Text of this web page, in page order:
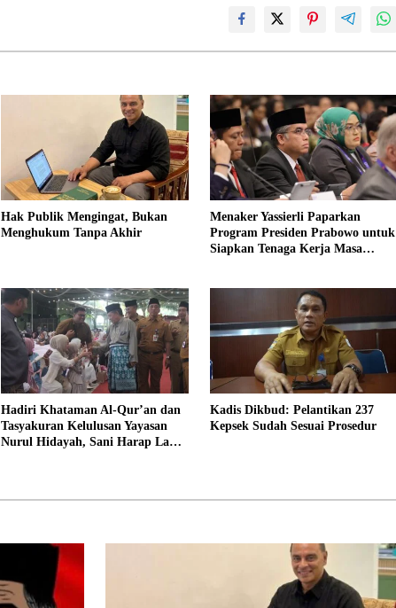
Hak Publik Mengingat, Bukan
Menghukum Tanpa Akhir
Menaker Yassierli Paparkan
Program Presiden Prabowo untuk
Siapkan Tenaga Kerja Masa
Hadiri Khataman Al-Qur’an dan
Tasyakuran Kelulusan Yayasan
Nurul Hidayah, Sani Harap Lahir
Kadis Dikbud: Pelantikan 237
Kepsek Sudah Sesuai Prosedur